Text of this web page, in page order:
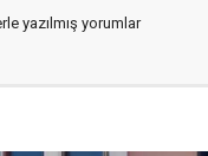
yazılmış yorumlar